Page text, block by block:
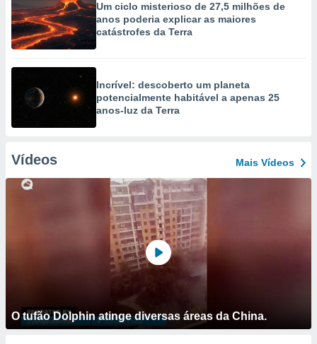
Um ciclo misterioso de 27,5 milhões de
anos poderia explicar as maiores
catástrofes da Terra
Incrível: descoberto um planeta
potencialmente habitável a apenas 25
anos-luz da Terra
Vídeos Mais Vídeos
O tufão Dolphin atinge diversas áreas da China.